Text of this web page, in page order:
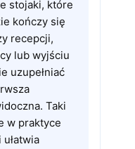
stojaki, które
kończy się
recepcji,
lub wyjściu
uzupełniać
Taki
w praktyce